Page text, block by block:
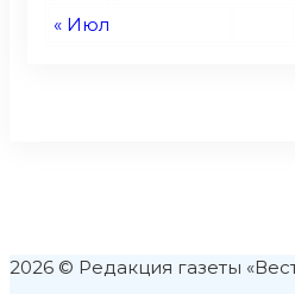
« Июл
2026 © Редакция газеты